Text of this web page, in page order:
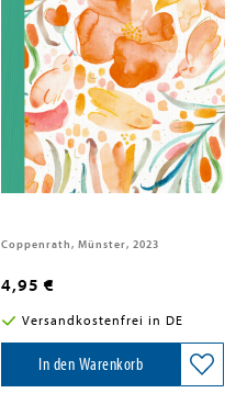
Notizhefte DIN A5 - All about
orange
Coppenrath, Münster, 2023
4,95 €
Versandkostenfrei in DE
In den Warenkorb